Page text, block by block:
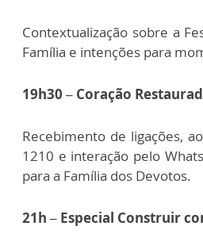
Contextualização sobre a
Família e intenções para
19h30 – Coração
Recebimento de ligações,
1210 e interação pelo
para a Família dos Devotos.
21h – Especial Construir